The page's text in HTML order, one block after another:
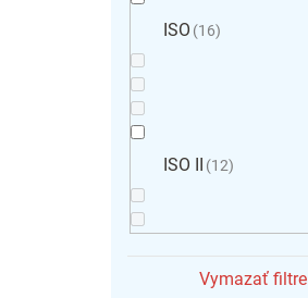
ISO 16
ISO II 12
Vymazať filtre